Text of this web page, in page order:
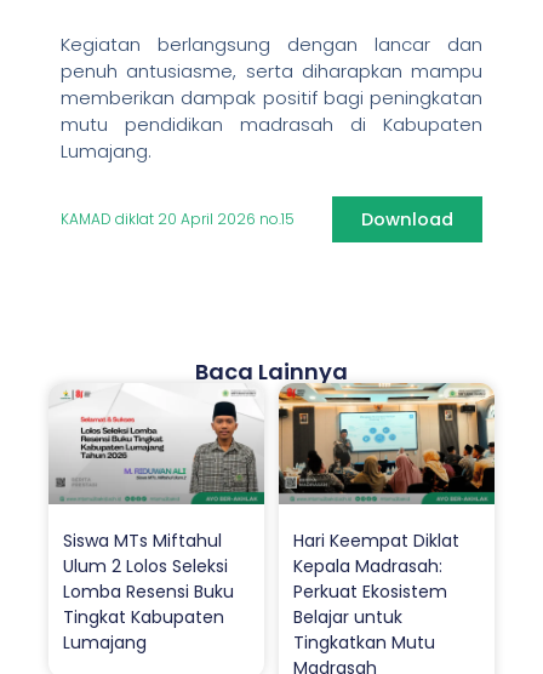
Kegiatan berlangsung dengan lancar dan
penuh antusiasme, serta diharapkan mampu
memberikan dampak positif bagi peningkatan
mutu pendidikan madrasah di Kabupaten
Lumajang.
KAMAD diklat 20 April 2026 no.15 Download
Baca Lainnya
Siswa MTs Miftahul
Ulum 2 Lolos Seleksi
Lomba Resensi Buku
Tingkat Kabupaten
Lumajang
Hari Keempat Diklat
Kepala Madrasah:
Perkuat Ekosistem
Belajar untuk
Tingkatkan Mutu
Madrasah